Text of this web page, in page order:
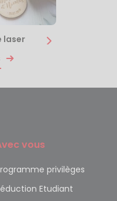
laser
vous
privilèges
Etudiant